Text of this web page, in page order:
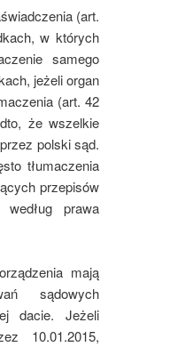
(art.
w których
samego
jeżeli organ
(art. 42
że wszelkie
polski sąd.
tłumaczenia
przepisów
według prawa
mają
sądowych
dacie. Jeżeli
10.01.2015,